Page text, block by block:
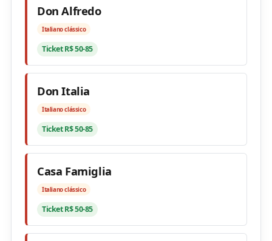
Don Alfredo
Italiano clássico
Ticket R$ 50-85
Don Italia
Italiano clássico
Ticket R$ 50-85
Casa Famiglia
Italiano clássico
Ticket R$ 50-85